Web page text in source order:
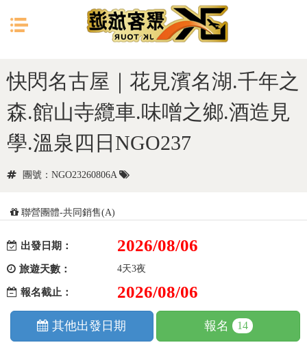
目前位置： 首頁 日本 北陸
快閃名古屋｜花見濱名湖.千年之
森.館山寺纜車.味噌之鄉.酒造見
學.溫泉四日NGO237
團號：NGO23260806A
聯營團體-共同銷售(A)
出發日期： 2026/08/06
旅遊天數： 4天3夜
報名截止： 2026/08/06
其他出發日期 報名 14